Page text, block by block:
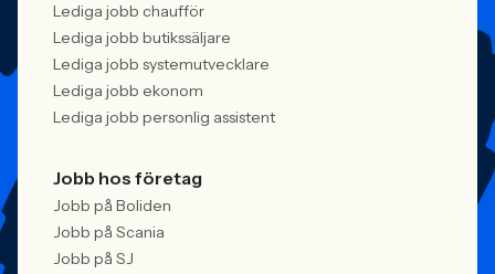
Lediga jobb chaufför
Lediga jobb butikssäljare
Lediga jobb systemutvecklare
Lediga jobb ekonom
Lediga jobb personlig assistent
Jobb hos företag
Jobb på Boliden
Jobb på Scania
Jobb på SJ